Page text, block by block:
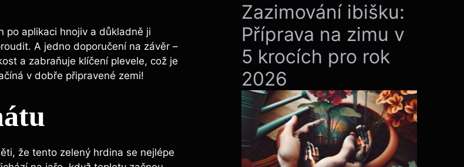
po aplikaci hnojiv a důkladně ji
A jedno doporučení na závěr –
a zabraňuje klíčení plevele, což je
v dobře připravené zemi!
že tento zelený hrdina se nejlépe
Zazimování ibišku:
Příprava na zimu v
5 krocích pro rok
2026